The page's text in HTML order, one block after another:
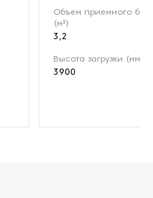
Объем приемного
(м³)
3,2
Высота загрузки (мм)
3900